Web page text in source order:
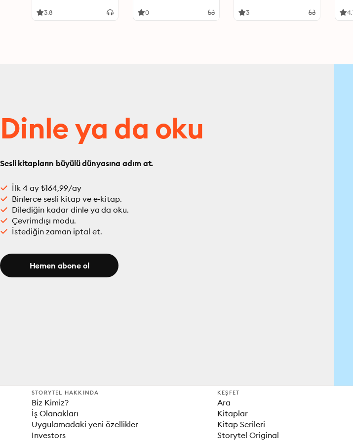
and Influence of
3.8
Existence, Evidence, and
0
Cultures, and Peoples
3
Dinle ya da oku
Sesli kitapların büyülü dünyasına adım at.
İlk 4 ay ₺164,99/ay
Binlerce sesli kitap ve e-kitap.
Dilediğin kadar dinle ya da oku.
Çevrimdışı modu.
İstediğin zaman iptal et.
Hemen abone ol
STORYTEL HAKKINDA
Biz Kimiz?
İş Olanakları
Uygulamadaki yeni özellikler
Investors
KEŞFET
Ara
Kitaplar
Kitap Serileri
Storytel Original